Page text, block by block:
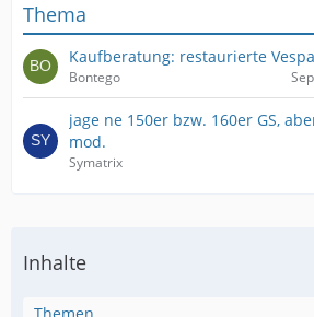
Thema
Kaufberatung: restaurierte
Bontego
jage ne 150er bzw. 160er GS,
mod.
Symatrix
Inhalte